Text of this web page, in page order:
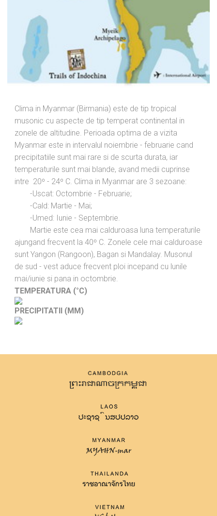
Clima in Myanmar (Birmania) este de tip tropical
musonic cu aspecte de tip temperat continental in
zonele de altitudine. Perioada optima de a vizita
Myanmar este in intervalul noiembrie - februarie cand
precipitatiile sunt mai rare si de scurta durata, iar
temperaturile sunt mai blande, avand medii cuprinse
intre 20º - 24º C. Clima in Myanmar are 3 sezoane:
-Uscat: Octombrie - Februarie;
-Cald: Martie - Mai;
-Umed: Iunie - Septembrie.
Martie este cea mai calduroasa luna temperaturile
ajungand frecvent la 40º C. Zonele cele mai calduroase
sunt Yangon (Rangoon), Bagan si Mandalay. Musonul
de sud - vest aduce frecvent ploi incepand cu lunile
mai/iunie si pana in octombrie.
TEMPERATURA (°C)
PRECIPITATII (MM)